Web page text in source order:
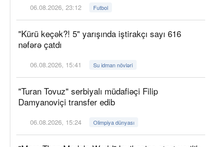
06.08.2026, 23:12 Futbol
"Kürü keçək?! 5" yarışında iştirakçı sayı 616
nəfərə çatdı
06.08.2026, 15:41 Su idman növləri
"Turan Tovuz" serbiyalı müdafiəçi Filip
Damyanoviçi transfer edib
06.08.2026, 15:24 Olimpiya dünyası